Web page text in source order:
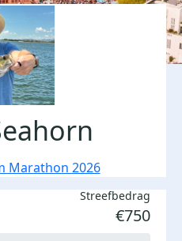
Marathon 2026
Streefbedrag
€750